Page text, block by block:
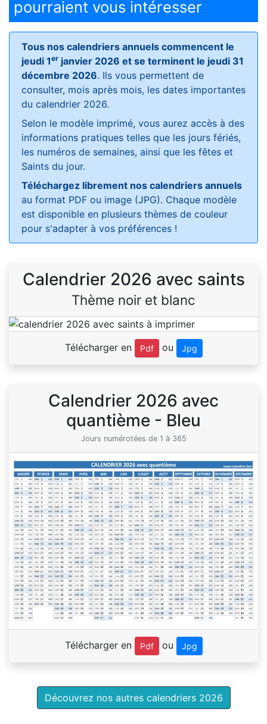
pourraient vous intéresser
Tous nos calendriers annuels commencent le
jeudi 1er janvier 2026 et se terminent le jeudi 31
décembre 2026. Ils vous permettent de
consulter, mois après mois, les dates importantes
du calendrier 2026.
Selon le modèle imprimé, vous aurez accès à des
informations pratiques telles que les jours fériés,
les numéros de semaines, ainsi que les fêtes et
Saints du jour.
Téléchargez librement nos calendriers annuels
au format PDF ou image (JPG). Chaque modèle
est disponible en plusieurs thèmes de couleur
pour s'adapter à vos préférences !
Calendrier 2026 avec saints
Thème noir et blanc
Télécharger en Pdf ou Jpg
Calendrier 2026 avec
quantième - Bleu
Jours numérotées de 1 à 365
Télécharger en Pdf ou Jpg
Découvrez nos autres calendriers 2026